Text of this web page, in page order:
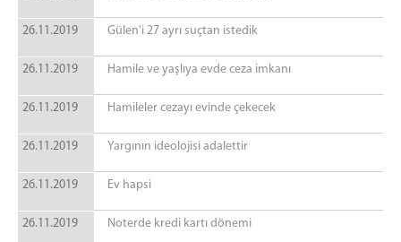
26.11.2019 Gülen'i 27 ayrı suçtan istedik
26.11.2019 Hamile ve yaşlıya evde ceza imkanı
26.11.2019 Hamileler cezayı evinde çekecek
26.11.2019 Yargının ideolojisi adalettir
26.11.2019 Ev hapsi
26.11.2019 Noterde kredi kartı dönemi